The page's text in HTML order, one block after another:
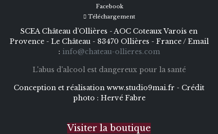
Facebook
Téléchargement
SCEA Château d’Ollières - AOC Coteaux Varois en
Provence - Le Château - 83470 Ollières - France / Email
: info@chateau-ollieres.com
L'abus d'alcool est dangereux pour la santé
Conception et réalisation www.studio9mai.fr - Crédit
photo : Hervé Fabre
Visiter la boutique